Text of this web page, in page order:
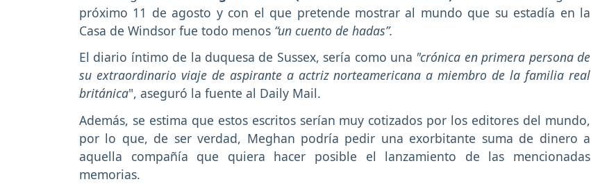
próximo 11 de agosto y con el que pretende mostrar al mundo que su estadía en la
Casa de Windsor fue todo menos “un cuento de hadas”.
El diario íntimo de la duquesa de Sussex, sería como una "crónica en primera persona de
su extraordinario viaje de aspirante a actriz norteamericana a miembro de la familia real
británica", aseguró la fuente al Daily Mail.
Además, se estima que estos escritos serían muy cotizados por los editores del mundo,
por lo que, de ser verdad, Meghan podría pedir una exorbitante suma de dinero a
aquella compañía que quiera hacer posible el lanzamiento de las mencionadas
memorias.